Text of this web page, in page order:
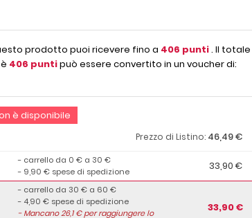
prodotto puoi ricevere fino a 406 punti. Il totale
406 puntipuò essere convertito in un voucher di:
è disponibile
Prezzo di Listino: 46,49 €
- carrello da 0 € a 30 €
- 9,90 € spese di spedizione
33,90 €
- carrello da 30 € a 60 €
- 4,90 € spese di spedizione
-Mancano26,1€ per raggiungere lo
33,90 €